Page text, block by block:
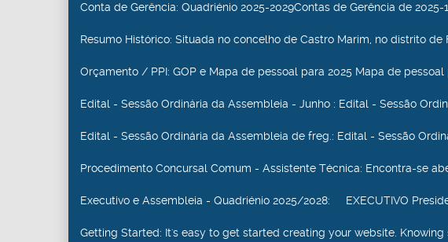
Conta de Gerência: Quadriénio 2025-2029Contas de Gerência de
Resumo Histórico: Situada no concelho de Castro Marim, no distrito
Orçamento / PPI: GOP e Mapa de pessoal para 2025 Mapa de pessoal
Edital - Sessão Ordinária da Assembleia - Junho : Edital - Sessão
Edital - Sessão Ordinária da Assembleia de freg.: Edital - Sessão
Procedimento Concursal Comum - Assistente Técnica: Encontra-se
Executivo e Assembleia - Quadriénio 2025/2028: EXECUTIVO
Getting Started: It's easy to get started creating your website.